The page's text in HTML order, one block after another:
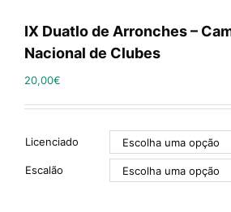
IX Duatlo de Arronches –
Nacional de Clubes
20,00€
Licenciado
Escalão